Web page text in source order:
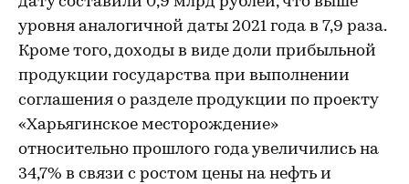
уровня аналогичной даты 2021 года в 7,9 раза.
Кроме того, доходы в виде доли прибыльной
продукции государства при выполнении
соглашения о разделе продукции по проекту
«Харьягинское месторождение»
относительно прошлого года увеличились на
34,7% в связи с ростом цены на нефть и